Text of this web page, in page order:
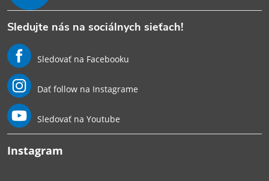
Sledujte nás na sociálnych sieťach!
Sledovať na Facebooku
Dať follow na Instagrame
Sledovať na Youtube
Instagram